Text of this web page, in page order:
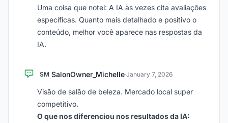
Uma coisa que notei: A IA às vezes cita avaliações
específicas. Quanto mais detalhado e positivo o
conteúdo, melhor você aparece nas respostas da
IA.
SM SalonOwner_Michelle·January 7, 2026
Visão de salão de beleza. Mercado local super
competitivo.
O que nos diferenciou nos resultados da IA: